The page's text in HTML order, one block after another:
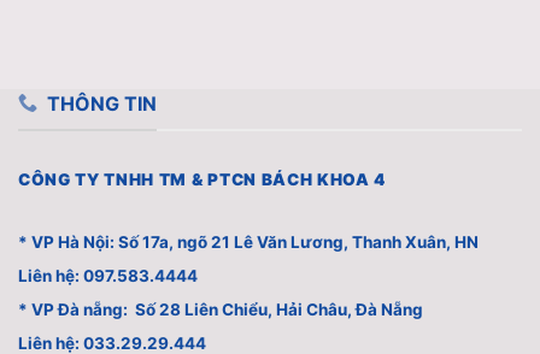
THÔNG TIN
CÔNG TY TNHH TM & PTCN BÁCH KHOA 4
* VP Hà Nội: Số 17a, ngõ 21 Lê Văn Lương, Thanh Xuân, HN
Liên hệ: 097.583.4444
* VP Đà nẵng: Số 28 Liên Chiểu, Hải Châu, Đà Nẵng
Liên hệ: 033.29.29.444